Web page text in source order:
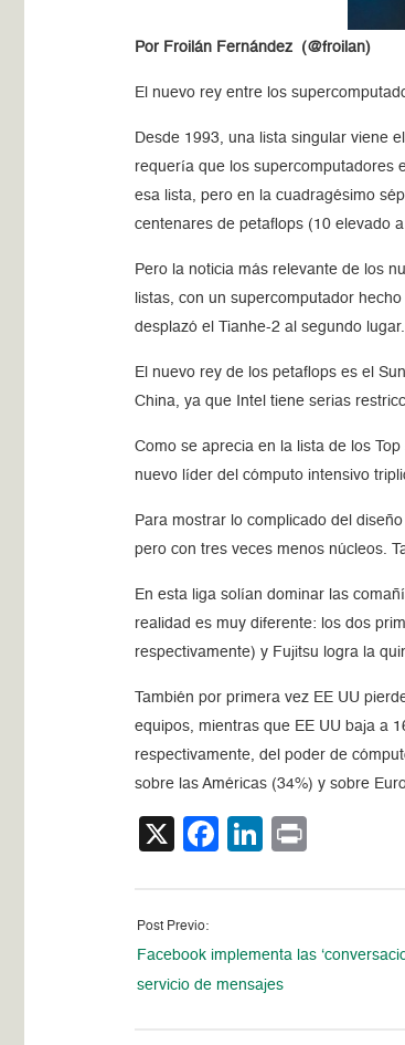
Por Froilán Fernández (@froilan)
El nuevo rey entre los
Desde 1993, una lista singular viene
requería que los supercomputadores
esa lista, pero en la cuadragésimo
centenares de petaflops (10 elevado
Pero la noticia más relevante de los
listas, con un supercomputador
desplazó el Tianhe-2 al segundo lugar.
El nuevo rey de los petaflops es el
China, ya que Intel tiene serias
Como se aprecia en la lista de los
nuevo líder del cómputo intensivo
Para mostrar lo complicado del
pero con tres veces menos núcleos.
En esta liga solían dominar las
realidad es muy diferente: los dos
respectivamente) y Fujitsu logra la
También por primera vez EE UU
equipos, mientras que EE UU baja a
respectivamente, del poder de
sobre las Américas (34%) y sobre
X Facebook
LinkedIn
Post Previo:
Facebook implementa las
servicio de mensajes